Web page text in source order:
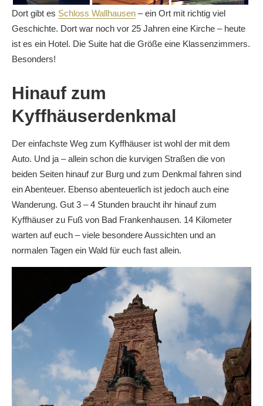
Dort gibt es Schloss Wallhausen – ein Ort mit richtig viel
Geschichte. Dort war noch vor 25 Jahren eine Kirche – heute
ist es ein Hotel. Die Suite hat die Größe eine Klassenzimmers.
Besonders!
Hinauf zum
Kyffhäuserdenkmal
Der einfachste Weg zum Kyffhäuser ist wohl der mit dem
Auto. Und ja – allein schon die kurvigen Straßen die von
beiden Seiten hinauf zur Burg und zum Denkmal fahren sind
ein Abenteuer. Ebenso abenteuerlich ist jedoch auch eine
Wanderung. Gut 3 – 4 Stunden braucht ihr hinauf zum
Kyffhäuser zu Fuß von Bad Frankenhausen. 14 Kilometer
warten auf euch – viele besondere Aussichten und an
normalen Tagen ein Wald für euch fast allein.